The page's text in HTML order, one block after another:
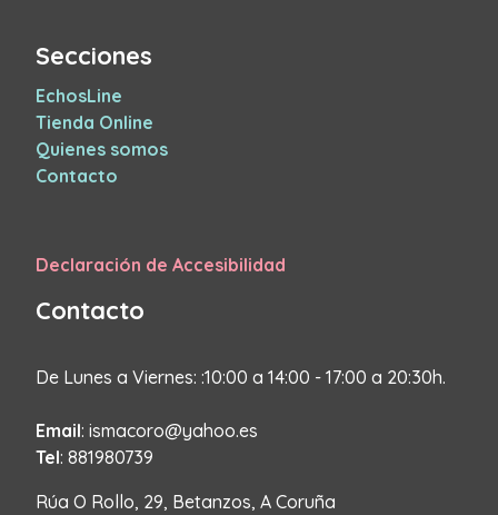
Secciones
EchosLine
Tienda Online
Quienes somos
Contacto
Declaración de Accesibilidad
Contacto
De Lunes a Viernes: :10:00 a 14:00 - 17:00 a 20:30h.
Email: ismacoro@yahoo.es
Tel: 881980739
Rúa O Rollo, 29, Betanzos, A Coruña